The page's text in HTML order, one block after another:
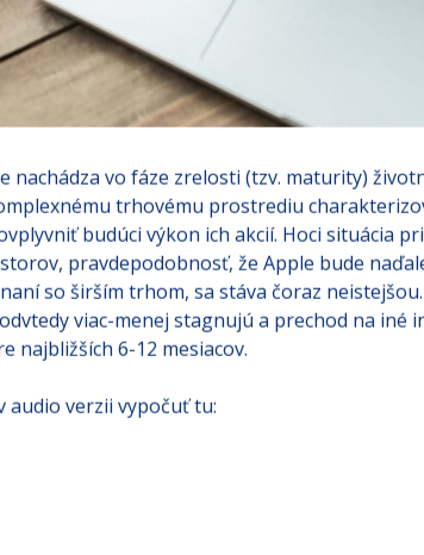
nachádza vo fáze zrelosti (tzv. maturity)
trhovému prostrediu
budúci výkon ich akcií. Hoci situácia
pravdepodobnosť, že Apple bude
so širším trhom, sa stáva čoraz neistejšou.
viac-menej stagnujú a prechod na iné
najbližších 6-12 mesiacov.
Februárová
stave ekonomiky
Mar 13, 2023 · 3 MIN